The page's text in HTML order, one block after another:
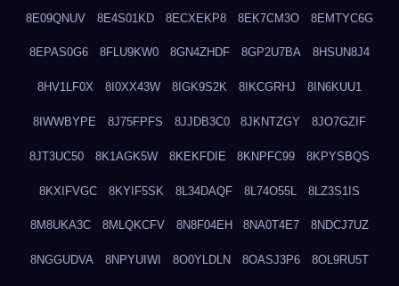
8E09QNUV 8E4S01KD 8ECXEKP8 8EK7CM3O 8EMTYC6G
8EPAS0G6 8FLU9KW0 8GN4ZHDF 8GP2U7BA 8HSUN8J4
8HV1LF0X 8I0XX43W 8IGK9S2K 8IKCGRHJ 8IN6KUU1
8IWWBYPE 8J75FPFS 8JJDB3C0 8JKNTZGY 8JO7GZIF
8JT3UC50 8K1AGK5W 8KEKFDIE 8KNPFC99 8KPYSBQS
8KXIFVGC 8KYIF5SK 8L34DAQF 8L74O55L 8LZ3S1IS
8M8UKA3C 8MLQKCFV 8N8F04EH 8NA0T4E7 8NDCJ7UZ
8NGGUDVA 8NPYUIWI 8O0YLDLN 8OASJ3P6 8OL9RU5T